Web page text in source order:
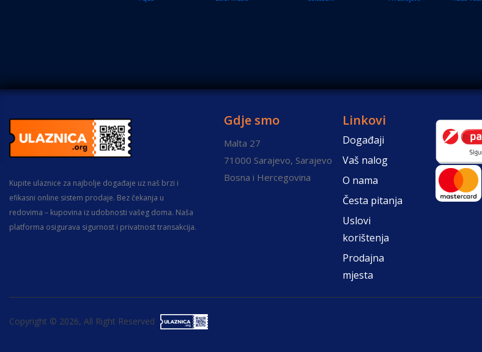
Kupite ulaznice za najbolje događaje uz naš brzi i
efikasni online sistem prodaje. Bez čekanja u
redovima – kupovina iz udobnosti vašeg doma. Naša
platforma osigurava sigurnost i privatnost transakcija.
Gdje smo
Malta 27
71000 Sarajevo, Sarajevo
Bosna i Hercegovina
Linkovi
Događaji
Vaš nalog
O nama
Česta pitanja
Uslovi
korištenja
Prodajna
mjesta
Copyright © 2026, All Right Reserved